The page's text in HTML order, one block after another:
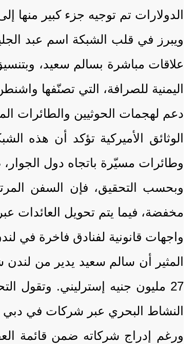
الدولارات تم توجيه جزء كبير منها
علاقات مباشرة بسالم سعيد،
اليمنية للصرافة، التي تصنّفها
دعم لهجمات الحوثيين والطائرات
الوثائق الأميركية تؤكد أن هذه
وطائرات مسيّرة باتجاه دول
وبحسب التحقيق، فإن السفن
مخفضة، فيما يتم تحويل العائدات
واجهات قانونية لفنادق فاخرة في
المثير أن سالم سعيد يدير من لندن
27 مليون جنيه إسترليني. وتقول
النشاط البحري عبر شركات في دبي
ورغم إدراج شركاته ضمن قائمة